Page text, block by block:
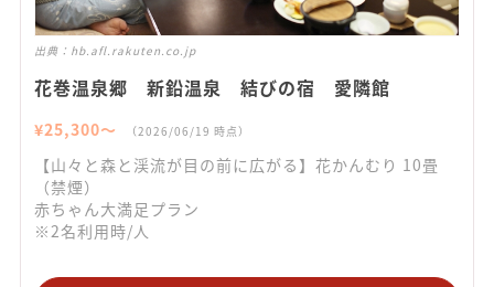
出典： hb.afl.rakuten.co.jp
花巻温泉郷 新鉛温泉 結びの宿 愛隣館
¥25,300〜 （2026/06/19 時点）
【山々と森と渓流が目の前に広がる】花かんむり 10畳
（禁煙）
赤ちゃん大満足プラン
※2名利用時/人